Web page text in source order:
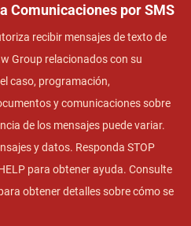
Comunicaciones por SMS
recibir mensajes de texto de
Group relacionados con su
caso, programación,
y comunicaciones sobre
de los mensajes puede variar.
y datos. Responda STOP
para obtener ayuda. Consulte
obtener detalles sobre cómo se